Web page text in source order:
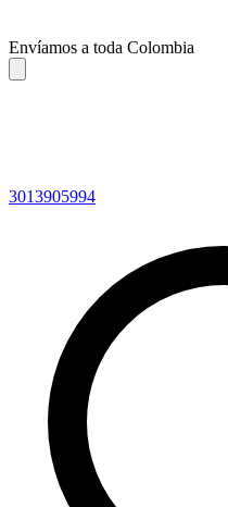
Envíamos a toda Colombia
3013905994